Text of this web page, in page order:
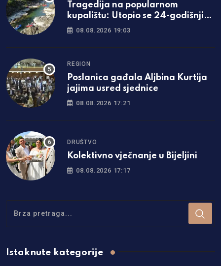
Tragedija na popularnom
kupalištu: Utopio se 24-godišnji
mladić iz Zavidovića
08.08.2026 19:03
REGION
Poslanica gađala Aljbina Kurtija
jajima usred sjednice
08.08.2026 17:21
DRUŠTVO
Kolektivno vječnanje u Bijeljini
08.08.2026 17:17
Istaknute kategorije